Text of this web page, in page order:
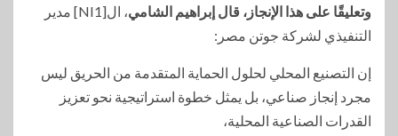
وتعليقًا على هذا الإنجاز، قال إبراهيم الشامي
، ال[NI1] مدير
التنفيذي لشركة جوتن مصر:
إن التصنيع المحلي لحلول الحماية المتقدمة من الحريق ليس
مجرد إنجاز صناعي، بل يمثل خطوة استراتيجية نحو تعزيز
القدرات الصناعية المحلية،